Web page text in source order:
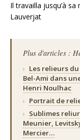
Il travailla jusqu’à
Lauverjat
Plus d'articles :
› Les relieurs
Bel-Ami dans
Henri Noulhac
› Portrait de
› Sublimes
Meunier,
Mercier…